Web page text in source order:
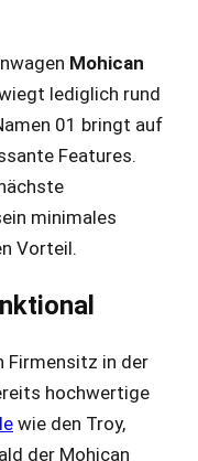
Mohican
lediglich rund
01 bringt auf
Features.
minimales
Vorteil.
Firmensitz in der
hochwertige
wie den Troy,
der Mohican